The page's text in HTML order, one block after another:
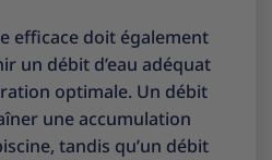
efficace doit également
un débit d’eau adéquat
optimale. Un débit
une accumulation
tandis qu’un débit